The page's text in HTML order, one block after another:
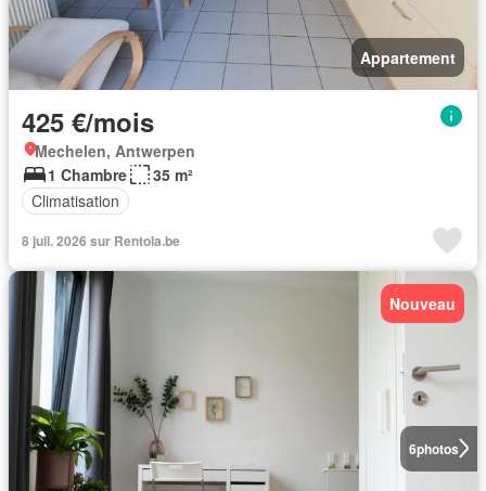
Appartement
425 €/mois
Mechelen, Antwerpen
1 Chambre
35 m²
Climatisation
8 juil. 2026 sur Rentola.be
6photos
Nouveau